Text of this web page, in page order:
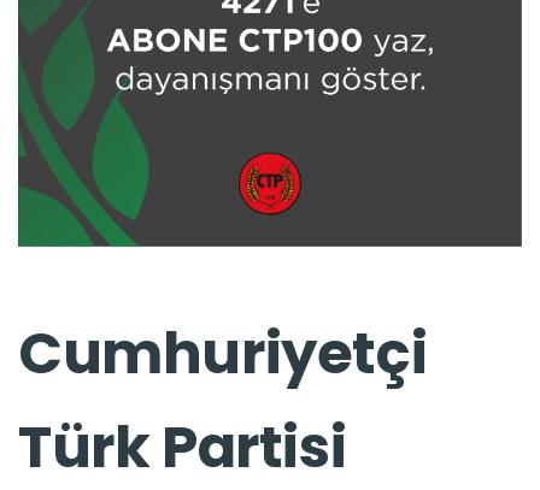
Cumhuriyetçi
Türk Partisi